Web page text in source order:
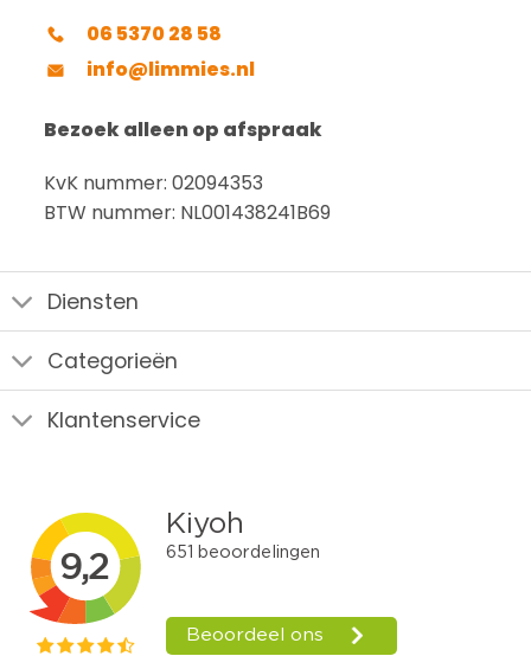
06 5370 28 58
info@limmies.nl
Bezoek alleen op afspraak
KvK nummer: 02094353
BTW nummer: NL001438241B69
Diensten
Categorieën
Klantenservice